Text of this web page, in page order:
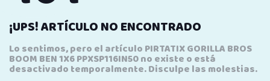
¡UPS! ARTÍCULO NO ENCONTRADO
Lo sentimos, pero el artículo PIRTATIX GORILLA BROS
BOOM BEN 1X6 PPXSP116IN50 no existe o está
desactivado temporalmente. Disculpe las molestias.